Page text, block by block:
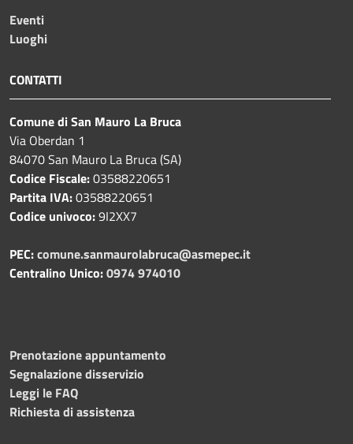
Eventi
Luoghi
CONTATTI
Comune di San Mauro La Bruca
Via Oberdan 1
84070 San Mauro La Bruca (SA)
Codice Fiscale:03588220651
Partita IVA:03588220651
Codice univoco:9I2XX7
PEC:comune.sanmaurolabruca@asmepec.it
Centralino Unico:0974 974010
Prenotazione appuntamento
Segnalazione disservizio
Leggi le FAQ
Richiesta di assistenza